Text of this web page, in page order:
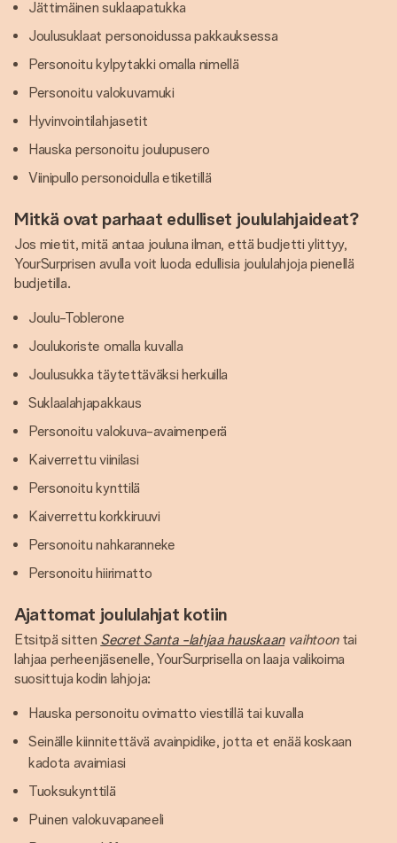
Jättimäinen suklaapatukka
Joulusuklaat personoidussa pakkauksessa
Personoitu kylpytakki omalla nimellä
Personoitu valokuvamuki
Hyvinvointilahjasetit
Hauska personoitu joulupusero
Viinipullo personoidulla etiketillä
Mitkä ovat parhaat edulliset joululahjaideat?
Jos mietit, mitä antaa jouluna ilman, että budjetti ylittyy,
YourSurprisen avulla voit luoda edullisia joululahjoja pienellä
budjetilla.
Joulu-Toblerone
Joulukoriste omalla kuvalla
Joulusukka täytettäväksi herkuilla
Suklaalahjapakkaus
Personoitu valokuva-avaimenperä
Kaiverrettu viinilasi
Personoitu kynttilä
Kaiverrettu korkkiruuvi
Personoitu nahkaranneke
Personoitu hiirimatto
Ajattomat joululahjat kotiin
Etsitpä sitten Secret Santa -lahjaa hauskaanvaihtoontai
lahjaa perheenjäsenelle, YourSurprisella on laaja valikoima
suosittuja kodin lahjoja:
Hauska personoitu ovimatto viestillä tai kuvalla
Seinälle kiinnitettävä avainpidike, jotta et enää koskaan
kadota avaimiasi
Tuoksukynttilä
Puinen valokuvapaneeli